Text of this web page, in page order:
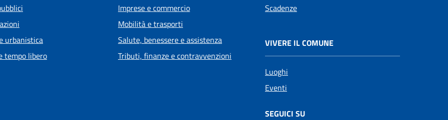
urbanistica
tempo libero
Imprese e commercio
Mobilità e trasporti
Salute, benessere e assistenza
Tributi, finanze e contravvenzioni
Scadenze
VIVERE IL COMUNE
Luoghi
Eventi
SEGUICI SU